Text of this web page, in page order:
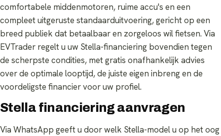
comfortabele middenmotoren, ruime accu's en een
compleet uitgeruste standaarduitvoering, gericht op een
breed publiek dat betaalbaar en zorgeloos wil fietsen. Via
EVTrader regelt u uw Stella-financiering bovendien tegen
de scherpste condities, met gratis onafhankelijk advies
over de optimale looptijd, de juiste eigen inbreng en de
voordeligste financier voor uw profiel.
Stella financiering aanvragen
Via WhatsApp geeft u door welk Stella-model u op het oog